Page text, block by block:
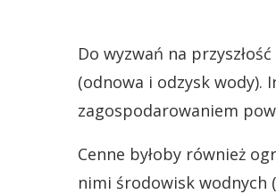
Do wyzwań na
(odnowa i odzysk
zagospodarowaniem
Cenne byłoby również
nimi środowisk wodnych